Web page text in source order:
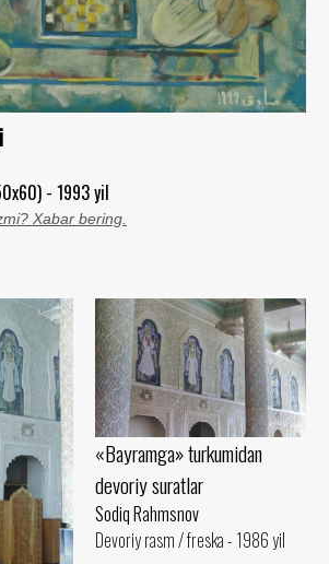
- 1993 yil
Xabar bering.
«Bayramga» turkumidan
devoriy suratlar
Sodiq Rahmsnov
Devoriy rasm / freska - 1986 yil